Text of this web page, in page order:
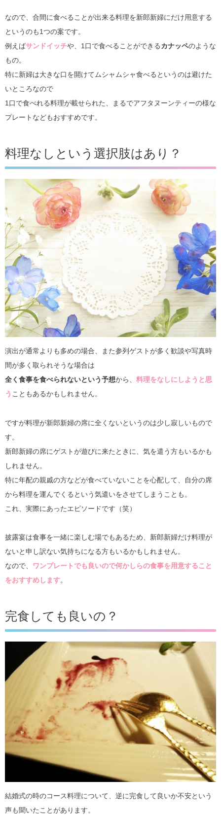
なので、合間に食べることが出来る料理を新郎新婦にだけ用意する
というのも1つの案です。
例えばサンドイッチや、1口で食べることができるカナッペのような
もの。
特に新婦は大きな口を開けてムシャムシャ食べるというのは避けた
いところなので
1口で食べれる料理が載せられた、まるでアフタヌーンティーの様な
プレートなどもおすすめです。
料理なしという選択肢はあり？
演出が通常よりも多めの場合、また参列ゲストが多く歓談や写真時
間が多く取られそうな場合は
全く食事を食べられないという予想から、 料理をなしにしようと思
う こともあるかもしれません。
ですが料理が新郎新婦の席に全くないというのは少し寂しいもので
す。
新郎新婦の席にゲストが遊びに来たときに、気を遣う方もいるかも
しれません。
特に年配の親戚の方などが食べていないことを心配して、自分の席
から料理を運んでくるという気遣いをさせてしまうことも。
これ、実際にあったエピソードです（笑）
披露宴は食事を一緒に楽しむ場でもあるため、新郎新婦だけ料理が
ないと申し訳ない気持ちになる方もいるかもしれません。
なので、
ワンプレートでも良いので何かしらの食事を用意すること
をおすすめします。
完食しても良いの？
結婚式の時のコース料理について、逆に完食して良いか不安という
声も聞いたことがあります。